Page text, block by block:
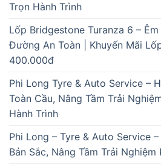
Trọn Hành Trình
Lốp Bridgestone Turanza 6 –
Đường An Toàn | Khuyến Mãi
400.000đ
Phi Long Tyre & Auto Service –
Toàn Cầu, Nâng Tầm Trải
Hành Trình
Phi Long – Tyre & Auto Service
Bản Sắc, Nâng Tầm Trải Nghiệm